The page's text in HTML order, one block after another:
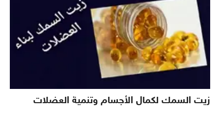
زيت السمك لكمال الأجسام وتنمية العضلات